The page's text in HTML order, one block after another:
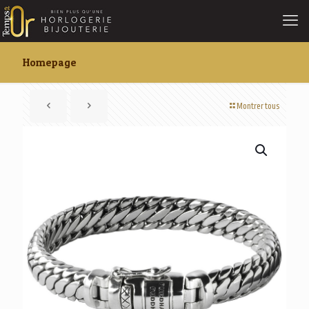
Homepage
Montrer tous